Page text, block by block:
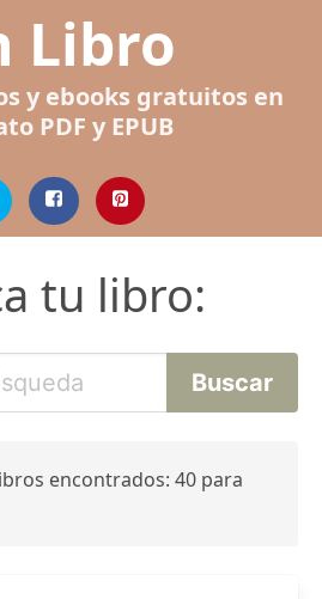
Libro
y ebooks gratuitos en
PDF y EPUB
tu libro:
encontrados: 40 para